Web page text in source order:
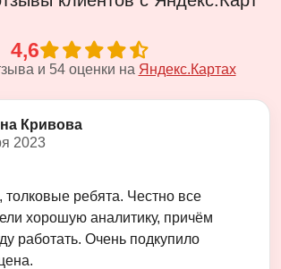
4,6
и 54оценки на Яндекс.Картах
Кривова
2023
толковые ребята. Честно все
хорошую аналитику, причём
работать. Очень подкупило